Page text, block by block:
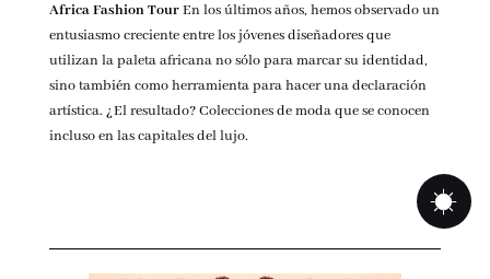
Africa Fashion TourEn los últimos años, hemos observado un
entusiasmo creciente entre los jóvenes diseñadores que
utilizan la paleta africana no sólo para marcar su identidad,
sino también como herramienta para hacer una declaración
artística. ¿El resultado? Colecciones de moda que se conocen
incluso en las capitales del lujo.